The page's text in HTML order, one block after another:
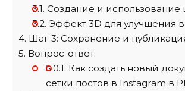
3.1. Создание и использование
3.2. Эффект 3D для улучшения
4. Шаг 3: Сохранение и
5. Вопрос-ответ:
5.0.1. Как создать новый
сетки постов в Instagram в